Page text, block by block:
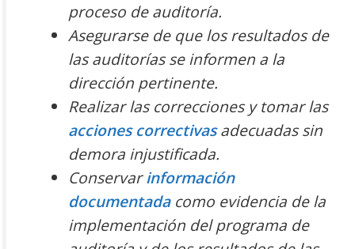
proceso de auditoría.
Asegurarse de que los resultados de
las auditorías se informen a la
dirección pertinente.
Realizar las correcciones y tomar las
acciones correctivasadecuadas sin
demora injustificada.
Conservarinformación
documentadacomo evidencia de la
implementación del programa de